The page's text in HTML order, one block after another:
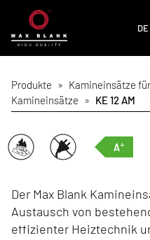
DE
Produkte » Kamineinsätze
Kamineinsätze » KE 12 AM
A+
Der Max Blank
Austausch von
effizienter Heiztechnik